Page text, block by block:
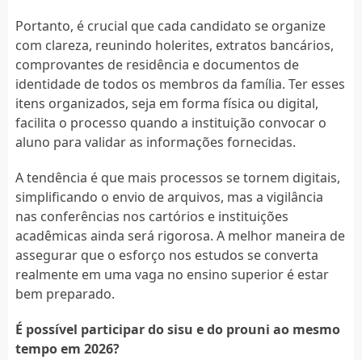
Portanto, é crucial que cada candidato se organize
com clareza, reunindo holerites, extratos bancários,
comprovantes de residência e documentos de
identidade de todos os membros da família. Ter esses
itens organizados, seja em forma física ou digital,
facilita o processo quando a instituição convocar o
aluno para validar as informações fornecidas.
A tendência é que mais processos se tornem digitais,
simplificando o envio de arquivos, mas a vigilância
nas conferências nos cartórios e instituições
acadêmicas ainda será rigorosa. A melhor maneira de
assegurar que o esforço nos estudos se converta
realmente em uma vaga no ensino superior é estar
bem preparado.
É possível participar do sisu e do prouni ao mesmo
tempo em 2026?